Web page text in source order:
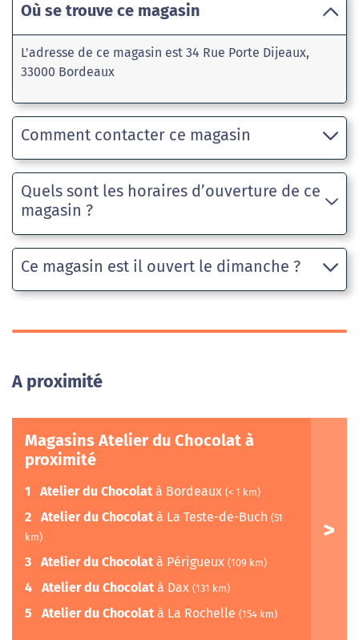
Où se trouve ce magasin
L'adresse de ce magasin est 34 Rue Porte Dijeaux,
33000 Bordeaux
Comment contacter ce magasin
Quels sont les horaires d’ouverture de ce
magasin ?
Ce magasin est il ouvert le dimanche ?
A proximité
Magasins Atelier du Chocolat à
proximité
1 Atelier du Chocolat à Bordeaux (< 1 km)
2 Atelier du Chocolat à La Teste-de-Buch (51
km)
3 Atelier du Chocolat à Périgueux (109 km)
4 Atelier du Chocolat à Dax (131 km)
5 Atelier du Chocolat à La Rochelle (154 km)